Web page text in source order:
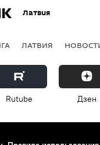
Латвия
ЛАТВИЯ
Rutube Дзен